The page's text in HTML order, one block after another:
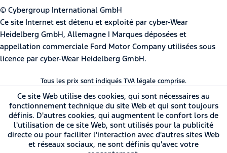
© Cybergroup International GmbH
Ce site Internet est détenu et exploité par cyber-Wear
Heidelberg GmbH, Allemagne | Marques déposées et
appellation commerciale Ford Motor Company utilisées sous
licence par cyber-Wear Heidelberg GmbH.
Tous les prix sont indiqués TVA légale comprise.
Ce site Web utilise des cookies, qui sont nécessaires au
fonctionnement technique du site Web et qui sont toujours
définis. D'autres cookies, qui augmentent le confort lors de
l'utilisation de ce site Web, sont utilisés pour la publicité
directe ou pour faciliter l'interaction avec d'autres sites Web
et réseaux sociaux, ne sont définis qu'avec votre